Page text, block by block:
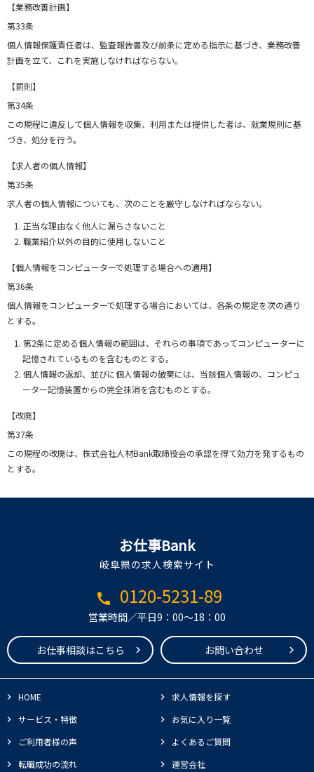
【業務改善計画】
第33条
個人情報保護責任者は、監査報告書及び前条に定める指示に基づき、業務改善
計画を立て、これを実施しなければならない。
【罰則】
第34条
この規程に違反して個人情報を収集、利用または提供した者は、就業規則に基
づき、処分を行う。
【求人者の個人情報】
第35条
求人者の個人情報についても、次のことを厳守しなければならない。
正当な理由なく他人に漏らさないこと
職業紹介以外の目的に使用しないこと
【個人情報をコンピューターで処理する場合への適用】
第36条
個人情報をコンピューターで処理する場合においては、各条の規定を次の通り
とする。
第2条に定める個人情報の範囲は、それらの事項であってコンピューターに
記憶されているものを含むものとする。
個人情報の返却、並びに個人情報の破棄には、当該個人情報の、コンピュ
ーター記憶装置からの完全抹消を含むものとする。
【改廃】
第37条
この規程の改廃は、株式会社人材Bank取締役会の承認を得て効力を発するもの
とする。
お仕事Bank
岐阜県の求人検索サイト
call 0120-5231-89
営業時間／平日9：00～18：00
お仕事相談はこちら お問い合わせ
HOME
求人情報を探す
サービス・特徴
お気に入り一覧
ご利用者様の声
よくあるご質問
転職成功の流れ
運営会社